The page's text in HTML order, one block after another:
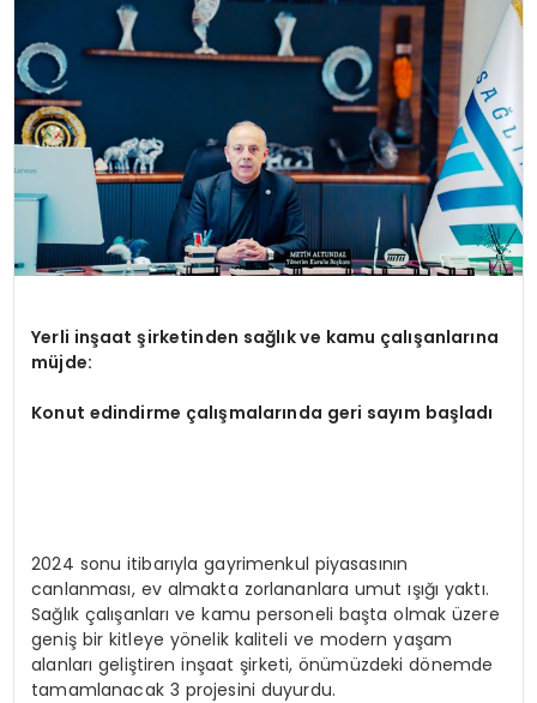
YAŞAM
Yerli inşaat şirketinden sağlık ve kamu çalışanlarına
müjde:
Konut edindirme çalışmalarında geri sayım başladı
2024 sonu itibarıyla gayrimenkul piyasasının
canlanması, ev almakta zorlananlara umut ışığı yaktı.
Sağlık çalışanları ve kamu personeli başta olmak üzere
geniş bir kitleye yönelik kaliteli ve modern yaşam
alanları geliştiren inşaat şirketi, önümüzdeki dönemde
tamamlanacak 3 projesini duyurdu.